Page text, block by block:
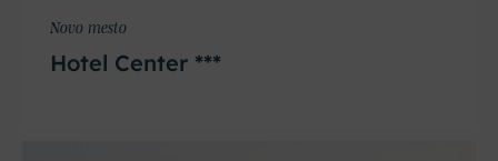
Novo mesto
Hotel Center ***